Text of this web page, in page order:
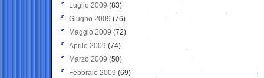
Luglio 2009 (83)
Giugno 2009 (76)
Maggio 2009 (72)
Aprile 2009 (74)
Marzo 2009 (50)
Febbraio 2009 (69)